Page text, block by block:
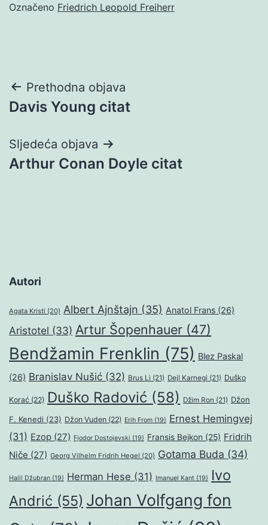
Označeno Friedrich Leopold Freiherr
Navigacija
objava
Prethodna objava
Davis Young citat
Sljedeća objava
Arthur Conan Doyle citat
Autori
Agata Kristi (20) Albert Ajnštajn (35) Anatol Frans (26)
Aristotel (33) Artur Šopenhauer (47)
Bendžamin Frenklin (75) Blez Paskal
(26) Branislav Nušić (32) Brus Li (21) Dejl Karnegi (21) Duško
Korać (22) Duško Radović (58) Džim Ron (21) Džon
F. Kenedi (23) Džon Vuden (22) Erih From (19) Ernest Hemingvej
(31) Ezop (27) Fjodor Dostojevski (19) Fransis Bejkon (25) Fridrih
Niče (27) Georg Vilhelm Fridrih Hegel (20) Gotama Buda (34)
Halil Džubran (19) Herman Hese (31) Imanuel Kant (19)
Ivo
Andrić (55) Johan Volfgang fon